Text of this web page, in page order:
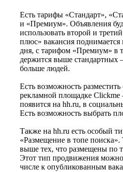
Есть тарифы «Стандарт»,
и «Премиум». Объявления
использовать второй и
плюс» вакансия
дня, с тарифом «Премиум» в
держится выше стандартных
больше людей.
Есть возможность
рекламной площадке
появится на hh.ru, в
Есть возможность выбрать
Также на hh.ru есть особый
«Размещение в топе поиска».
выше тех, что размещены по
Этот тип продвижения
числе к опубликованным